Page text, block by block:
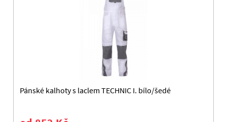
Pánské kalhoty s laclem TECHNIC I. bílo/šedé